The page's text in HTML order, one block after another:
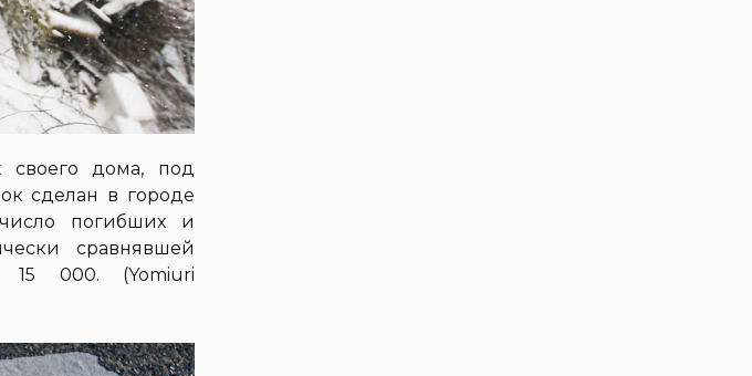
своего дома, под
сделан в городе
погибших и
сравнявшей
15 000. (Yomiuri